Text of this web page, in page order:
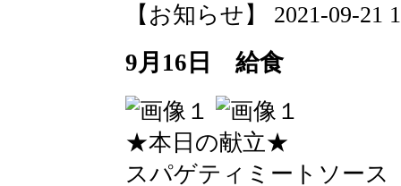
【お知らせ】 2021-09-21
9月16日 給食
★本日の献立★
スパゲティミートソース